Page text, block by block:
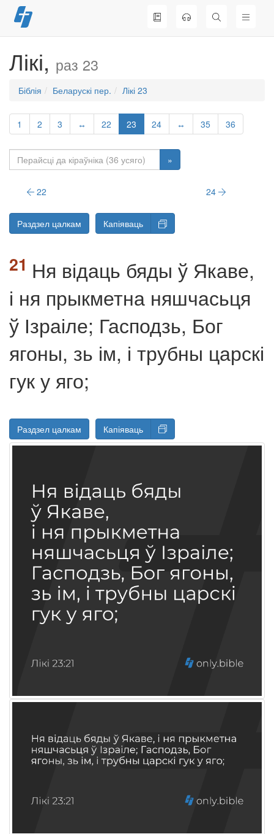
Перайсці
да
Лікі, раз 23
Біблія Беларускі пер. Лікі 23
1 2 3 ↔ 22 23 24 ↔ 35 36
»
22 24
Раздзел цалкам Капіяваць
Ня відаць бяды ў Якаве,
і ня прыкметна няшчасьця
ў Ізраіле; Гасподзь, Бог
ягоны, зь ім, і трубны царскі
гук у яго;
Раздзел цалкам Капіяваць